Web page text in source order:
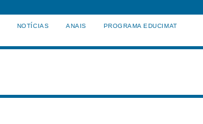
NOTÍCIAS ANAIS
PROGRAMA EDUCIMAT